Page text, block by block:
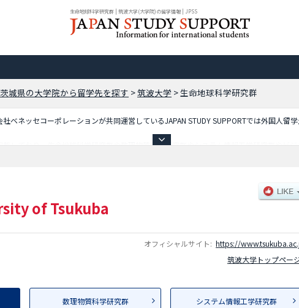
生命地球科学研究群 | 筑波大学(大学院)の留学情報 | JPSS
茨城県の大学院から留学先を探す >筑波大学 >生命地球科学研究群
ベネッセコーポレーションが共同運営しているJAPAN STUDY SUPPORTでは外国人留
しており、生命地球科学研究群や数理物質科学研究群やシステム情報工学研究群やビ
of Tsukuba
オフィシャルサイト: https://
筑波大学トップペー
数理物質科学研究群 システム情報工学研究群